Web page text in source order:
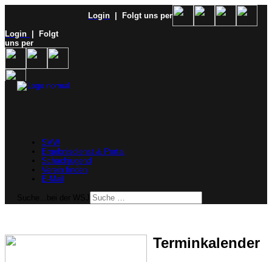
Login
| Folgt uns per
Login
| Folgt
uns per
SVW
Ergebnisdienst & Portal
Schachjugend
Verein finden
E-Mail
Terminkalender